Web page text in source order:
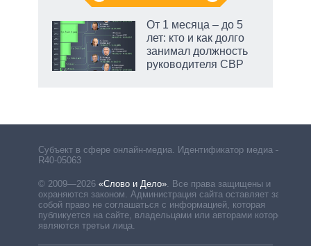
От 1 месяца – до 5
лет: кто и как долго
занимал должность
руководителя СВР
Субъект в сфере онлайн-медиа. Идентификатор медиа –
R40-05063
© 2009—2026 «Слово и Дело». Все права защищены и
охраняются законом. Администрация сайта оставляет за
собой право не соглашаться с информацией, которая
публикуется на сайте, владельцами или авторами которой
являются третьи лица.